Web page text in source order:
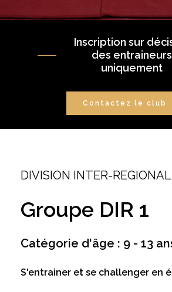
Inscription sur
des entraineurs
uniquement
Contactez le club
DIVISION INTER-
Groupe DIR 1
Catégorie d'âge : 9 - 13
S'entrainer et se challenger en